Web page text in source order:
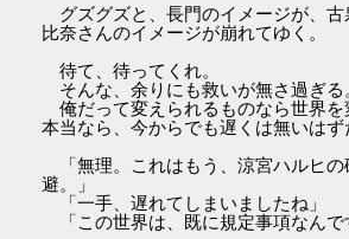
グズグズと、長門のイメージが、古
比奈さんのイメージが崩れてゆく。
待て、待ってくれ。
そんな、余りにも救いが無さ過ぎる
俺だって変えられるものなら世界を
本当なら、今からでも遅くは無いはず
「無理。これはもう、涼宮ハルヒの
避。」
「一手、遅れてしまいましたね」
「この世界は、既に規定事項なんで